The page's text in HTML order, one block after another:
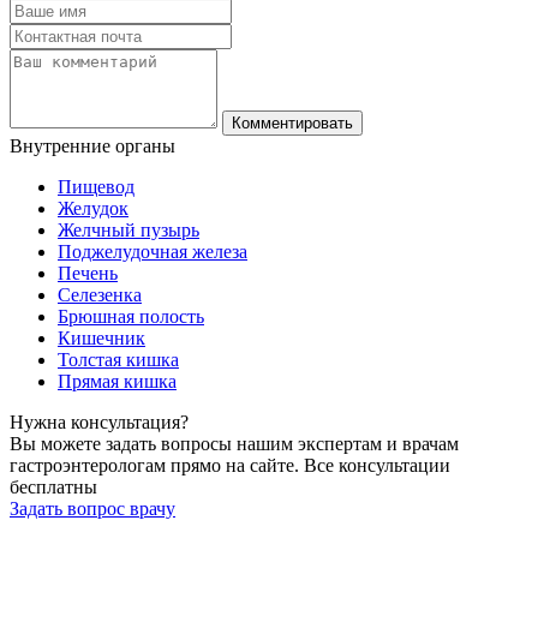
Комментировать
Внутренние органы
Пищевод
Желудок
Желчный пузырь
Поджелудочная железа
Печень
Селезенка
Брюшная полость
Кишечник
Толстая кишка
Прямая кишка
Нужна консультация?
Вы можете задать вопросы нашим экспертам и врачам
гастроэнтерологам прямо на сайте. Все консультации
бесплатны
Задать вопрос врачу